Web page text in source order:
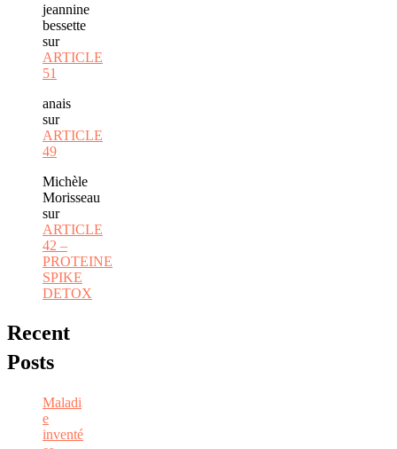
jeannine
bessette
sur
ARTICLE
51
anais
sur
ARTICLE
49
Michèle
Morisseau
sur
ARTICLE
42 –
PROTEINE
SPIKE
DETOX
Recent
Posts
Maladi
e
inventé